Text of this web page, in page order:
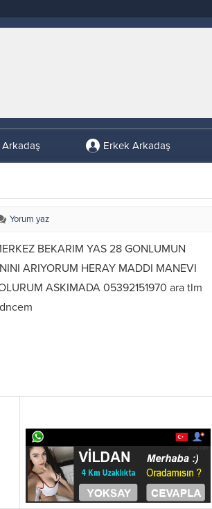
Arkadaş Erkek Arkadaş
Yorum yaz
BEKARIM YAS 28 GONLUMUN
ARIYORUM HERAY MADDI MANEVI
ASKIMADA 05392151970 ara tlm